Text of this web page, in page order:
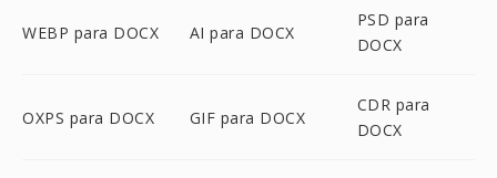
WEBP para DOCX AI para DOCX
PSD para
DOCX
OXPS para DOCX GIF para DOCX
CDR para
DOCX